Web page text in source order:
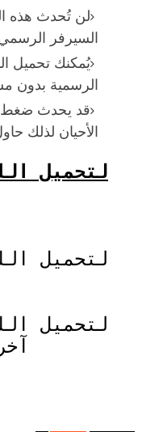
لن تُحدث هذه
السيرفر
يُمكنك تحميل
الرسمية بدون
قد يحدث ضغط
الأحيان لذلك
لتحميل
لتحميل
لتحميل